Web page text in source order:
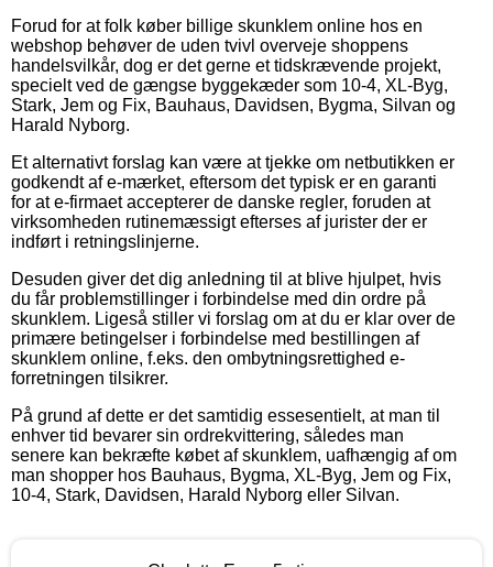
Forud for at folk køber billige skunklem online hos en
webshop behøver de uden tvivl overveje shoppens
handelsvilkår, dog er det gerne et tidskrævende projekt,
specielt ved de gængse byggekæder som 10-4, XL-Byg,
Stark, Jem og Fix, Bauhaus, Davidsen, Bygma, Silvan og
Harald Nyborg.
Et alternativt forslag kan være at tjekke om netbutikken er
godkendt af e-mærket, eftersom det typisk er en garanti
for at e-firmaet accepterer de danske regler, foruden at
virksomheden rutinemæssigt efterses af jurister der er
indført i retningslinjerne.
Desuden giver det dig anledning til at blive hjulpet, hvis
du får problemstillinger i forbindelse med din ordre på
skunklem. Ligeså stiller vi forslag om at du er klar over de
primære betingelser i forbindelse med bestillingen af
skunklem online, f.eks. den ombytningsrettighed e-
forretningen tilsikrer.
På grund af dette er det samtidig essesentielt, at man til
enhver tid bevarer sin ordrekvittering, således man
senere kan bekræfte købet af skunklem, uafhængig af om
man shopper hos Bauhaus, Bygma, XL-Byg, Jem og Fix,
10-4, Stark, Davidsen, Harald Nyborg eller Silvan.